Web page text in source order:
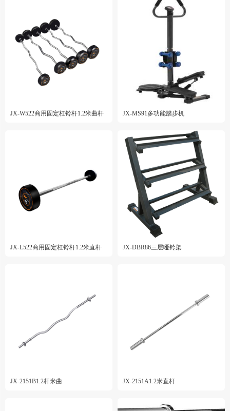
JX-W522商用固定杠铃杆1.2米曲杆 JX-MS91多功能踏步机
JX-L522商用固定杠铃杆1.2米直杆 JX-DBR86三层哑铃架
JX-2151B1.2杆米曲 JX-2151A1.2米直杆